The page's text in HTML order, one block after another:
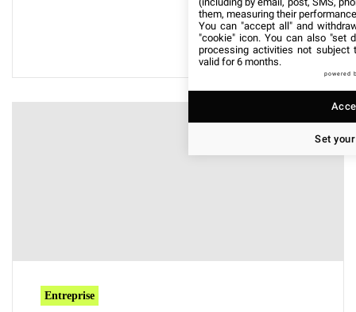
Entreprise
them, measuring their
You can "accept all" and
"cookie" icon. You can also "set
processing activities not subject
valid for 6 months.
powered
Set